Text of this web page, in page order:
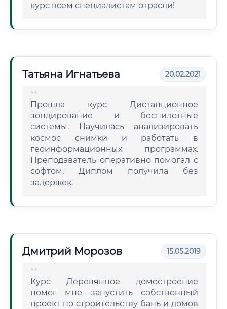
курс всем специалистам отрасли!
Татьяна Игнатьева 20.02.2021
Прошла курс Дистанционное
зондирование и беспилотные
системы. Научилась анализировать
космос снимки и работать в
геоинформационных программах.
Преподаватель оперативно помогал с
софтом. Диплом получила без
задержек.
Дмитрий Морозов 15.05.2019
Курс Деревянное домостроение
помог мне запустить собственный
проект по строительству бань и домов